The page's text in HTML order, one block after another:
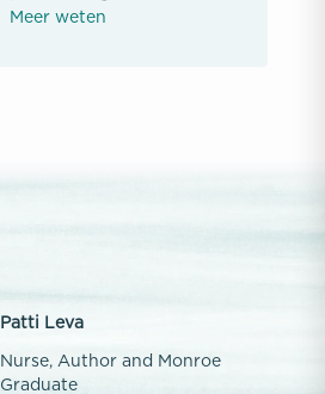
Meer weten
Patti Leva
Nurse, Author and Monroe
Graduate